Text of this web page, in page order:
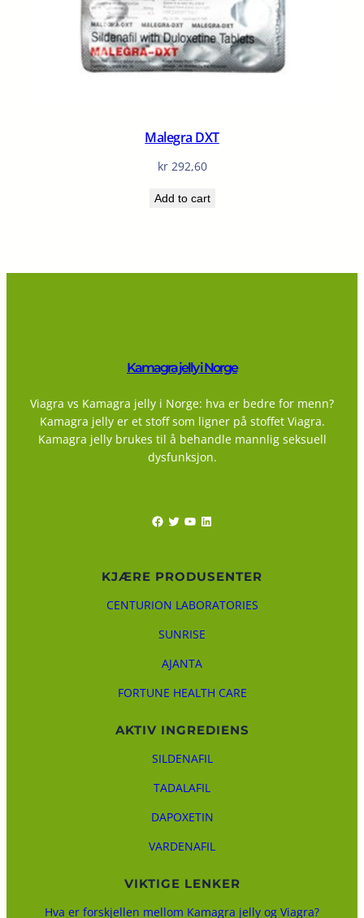
Malegra DXT
kr292,60
Add to cart
Kamagra jelly i Norge
Viagra vs Kamagra jelly i Norge: hva er bedre for menn?
Kamagra jelly er et stoff som ligner på stoffet Viagra.
Kamagra jelly brukes til å behandle mannlig seksuell
dysfunksjon.
Facebook Twitter YouTube LinkedIn
KJÆRE PRODUSENTER
CENTURION LABORATORIES
SUNRISE
AJANTA
FORTUNE HEALTH CARE
AKTIV INGREDIENS
SILDENAFIL
TADALAFIL
DAPOXETIN
VARDENAFIL
VIKTIGE LENKER
Hva er forskjellen mellom Kamagra jelly og Viagra?